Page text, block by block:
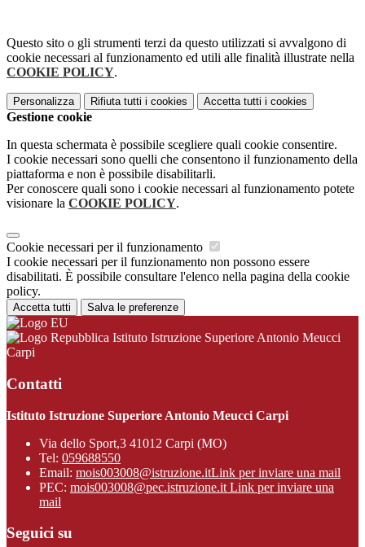
Questo sito o gli strumenti terzi da questo utilizzati si avvalgono di
cookie necessari al funzionamento ed utili alle finalità illustrate nella
COOKIE POLICY.
Personalizza Rifiuta tutti i cookies Accetta tutti i cookies
Gestione cookie
In questa schermata è possibile scegliere quali cookie consentire.
I cookie necessari sono quelli che consentono il funzionamento della
piattaforma e non è possibile disabilitarli.
Per conoscere quali sono i cookie necessari al funzionamento potete
visionare la COOKIE POLICY.
Cookie necessari per il funzionamento
I cookie necessari per il funzionamento non possono essere
disabilitati. È possibile consultare l'elenco nella pagina della cookie
policy.
Accetta tutti Salva le preferenze
Istituto Istruzione Superiore Antonio Meucci
Carpi
Contatti
Istituto Istruzione Superiore Antonio Meucci Carpi
Via dello Sport,3 41012 Carpi (MO)
Tel: 059688550
Email: mois003008@istruzione.itLink per inviare una mail
PEC: mois003008@pec.istruzione.it Link per inviare una
mail
Seguici su